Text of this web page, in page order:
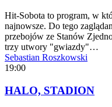
Hit-Sobota to program, w
najnowsze. Do tego
przebojów ze Stanów
trzy utwory "gwiazdy"…
Sebastian Roszkowski
19:00
HALO, STADION